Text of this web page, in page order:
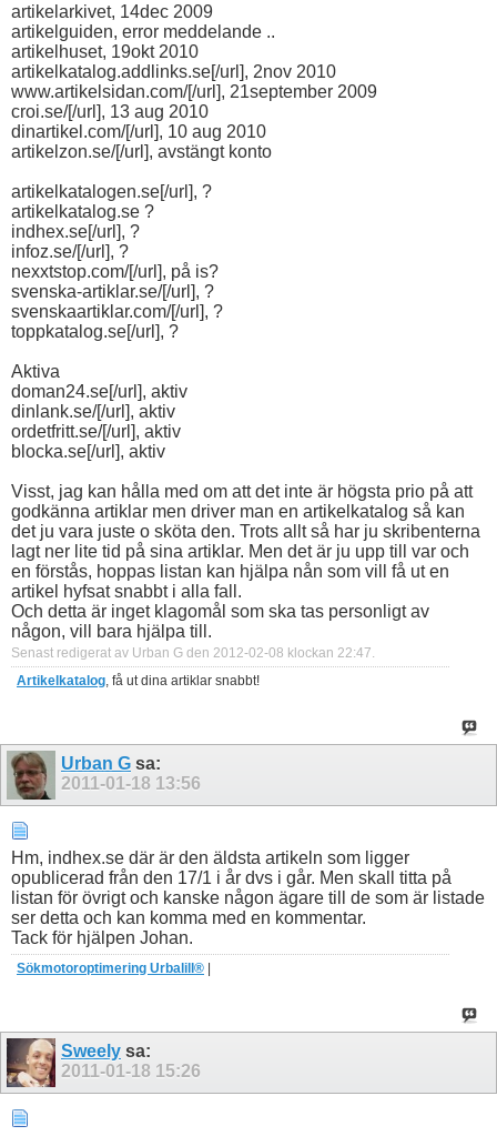
artikelarkivet, 14dec 2009
artikelguiden, error meddelande ..
artikelhuset, 19okt 2010
artikelkatalog.addlinks.se[/url], 2nov 2010
www.artikelsidan.com/[/url], 21september 2009
croi.se/[/url], 13 aug 2010
dinartikel.com/[/url], 10 aug 2010
artikelzon.se/[/url], avstängt konto
artikelkatalogen.se[/url], ?
artikelkatalog.se ?
indhex.se[/url], ?
infoz.se/[/url], ?
nexxtstop.com/[/url], på is?
svenska-artiklar.se/[/url], ?
svenskaartiklar.com/[/url], ?
toppkatalog.se[/url], ?
Aktiva
doman24.se[/url], aktiv
dinlank.se/[/url], aktiv
ordetfritt.se/[/url], aktiv
blocka.se[/url], aktiv
Visst, jag kan hålla med om att det inte är högsta prio på att
godkänna artiklar men driver man en artikelkatalog så kan
det ju vara juste o sköta den. Trots allt så har ju skribenterna
lagt ner lite tid på sina artiklar. Men det är ju upp till var och
en förstås, hoppas listan kan hjälpa nån som vill få ut en
artikel hyfsat snabbt i alla fall.
Och detta är inget klagomål som ska tas personligt av
någon, vill bara hjälpa till.
Senast redigerat av Urban G den 2012-02-08 klockan 22:47.
Artikelkatalog, få ut dina artiklar snabbt!
Urban G sa:
2011-01-18 13:56
Hm, indhex.se där är den äldsta artikeln som ligger
opublicerad från den 17/1 i år dvs i går. Men skall titta på
listan för övrigt och kanske någon ägare till de som är listade
ser detta och kan komma med en kommentar.
Tack för hjälpen Johan.
Sökmotoroptimering Urbalill®
Sweely sa:
2011-01-18 15:26